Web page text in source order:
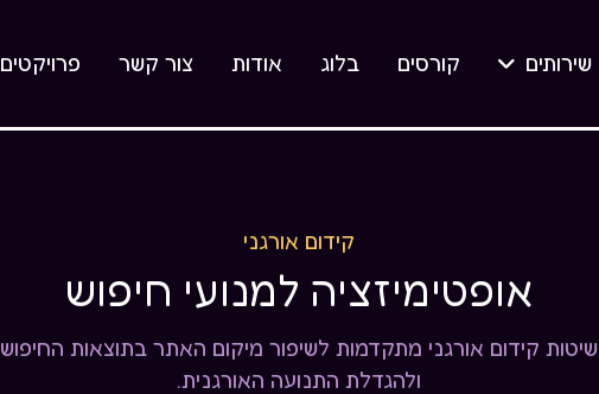
שירותים  קורסים בלוג אודות צור קשר פרויקטים
קידום אורגני
אופטימיזציה למנועי חיפוש
שיטות קידום אורגני מתקדמות לשיפור מיקום האתר בתוצאות החיפוש
ולהגדלת התנועה האורגנית.